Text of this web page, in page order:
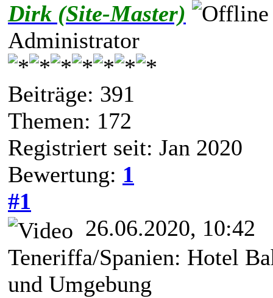
Dirk (Site-Master)
Administrator
Beiträge: 391
Themen: 172
Registriert seit: Jan 2020
Bewertung: 1
#1
26.06.2020, 10:42
Teneriffa/Spanien: Hotel
und Umgebung